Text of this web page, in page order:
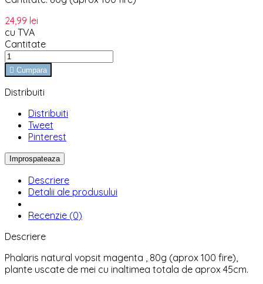
24,99 lei
cu TVA
Cantitate
 Cumpara
Distribuiti
Distribuiti
Tweet
Pinterest
Descriere
Detalii ale produsului
Recenzie (0)
Descriere
Phalaris natural vopsit magenta , 80g (aprox 100 fire),
plante uscate de mei cu inaltimea totala de aprox 45cm.